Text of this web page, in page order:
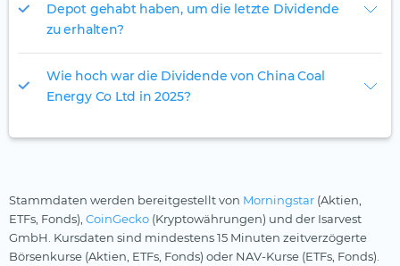
Depot gehabt haben, um die letzte Dividende
zu erhalten?
Wie hoch war die Dividende von China Coal
Energy Co Ltd in 2025?
Stammdaten werden bereitgestellt von Morningstar (Aktien,
ETFs, Fonds), CoinGecko (Kryptowährungen) und der Isarvest
GmbH. Kursdaten sind mindestens 15 Minuten zeitverzögerte
Börsenkurse (Aktien, ETFs, Fonds) oder NAV-Kurse (ETFs, Fonds).